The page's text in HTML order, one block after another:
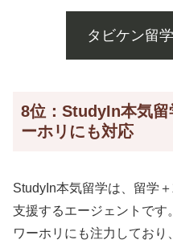
タビケン留
8位：StudyIn本気留
ーホリにも対応
StudyIn本気留学は、留学
支援するエージェントです。
ワーホリにも注力しており、